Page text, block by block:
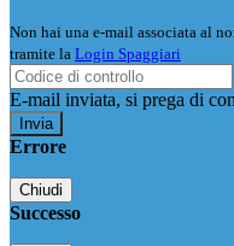
Non hai una e-mail associata al
tramite la Login Spaggiari
E-mail inviata, si prega di
Errore
Chiudi
Successo